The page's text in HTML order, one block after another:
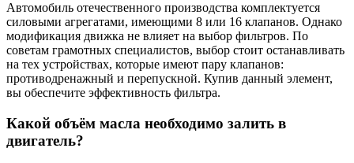
Автомобиль отечественного производства комплектуется
силовыми агрегатами, имеющими 8 или 16 клапанов. Однако
модификация движка не влияет на выбор фильтров. По
советам грамотных специалистов, выбор стоит останавливать
на тех устройствах, которые имеют пару клапанов:
противодренажный и перепускной. Купив данный элемент,
вы обеспечите эффективность фильтра.
Какой объём масла необходимо залить в
двигатель?